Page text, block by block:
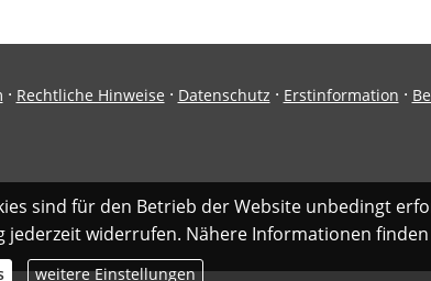
· Rechtliche Hinweise · Datenschutz · Erstinformation ·
sind für den Betrieb der Website unbedingt
jederzeit widerrufen. Nähere Informationen
weitere Einstellungen